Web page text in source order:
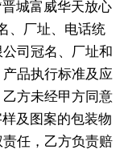
城富威华天放心
、厂址、电话统
司冠名、厂址和
品执行标准及应
方未经甲方同意
及图案的包装物
任，乙方负责赔